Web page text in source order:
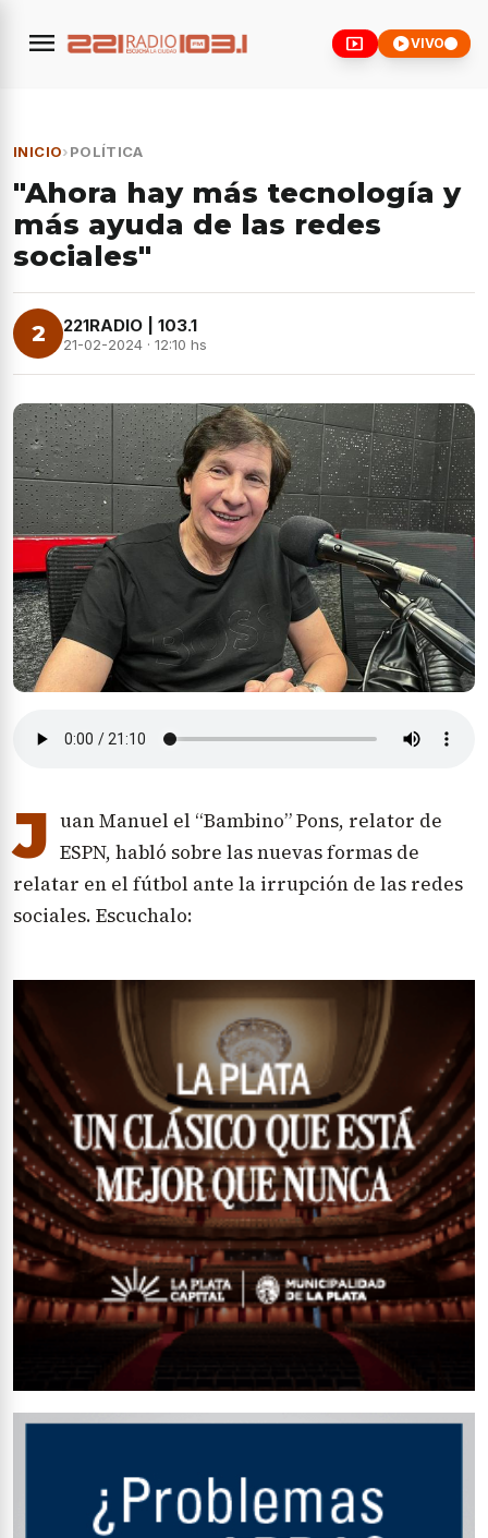
menu smart_display play_circleVIVO
INICIO›POLÍTICA
"Ahora hay más tecnología y
más ayuda de las redes
sociales"
2 221RADIO | 103.1
21-02-2024 · 12:10 hs
J uan Manuel el “Bambino” Pons, relator de
ESPN, habló sobre las nuevas formas de
relatar en el fútbol ante la irrupción de las redes
sociales. Escuchalo: